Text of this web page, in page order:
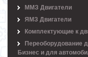
ММЗ Двигатели
ЯМЗ Двигатели
Комплектующие к
Переоборудование
Бизнес и для